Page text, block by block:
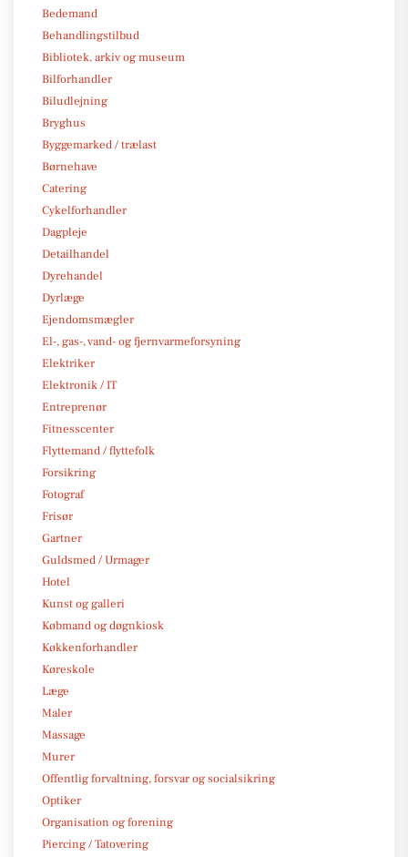
Bedemand
Behandlingstilbud
Bibliotek, arkiv og museum
Bilforhandler
Biludlejning
Bryghus
Byggemarked / trælast
Børnehave
Catering
Cykelforhandler
Dagpleje
Detailhandel
Dyrehandel
Dyrlæge
Ejendomsmægler
El-, gas-, vand- og fjernvarmeforsyning
Elektriker
Elektronik / IT
Entreprenør
Fitnesscenter
Flyttemand / flyttefolk
Forsikring
Fotograf
Frisør
Gartner
Guldsmed / Urmager
Hotel
Kunst og galleri
Købmand og døgnkiosk
Køkkenforhandler
Køreskole
Læge
Maler
Massage
Murer
Offentlig forvaltning, forsvar og socialsikring
Optiker
Organisation og forening
Piercing / Tatovering